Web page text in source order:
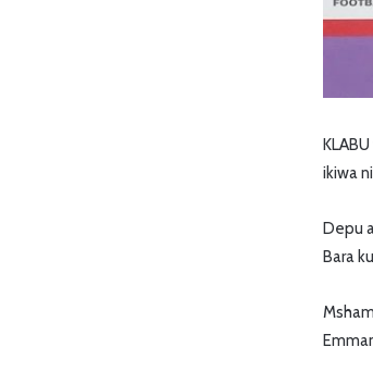
ikiwa
Depu
Bara